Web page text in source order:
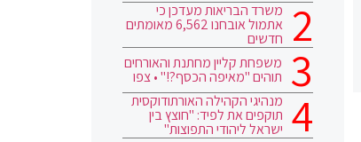
משרד הבריאות מעדכן כי
אתמול אובחנו 6,562 מאומתים
חדשים
משפחת קליין מחתנת והאורחים
תוהים "מאיפה הכסף?!" • צפו
מנהיגי הקהילה האורתודוקסית
תוקפים את לפיד: "חוצץ בין
ישראל ליהודי התפוצות"